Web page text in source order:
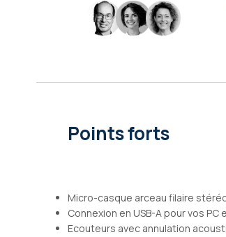
Points forts
Micro-casque arceau filaire
Connexion en USB-A pour vos PC
Ecouteurs avec annulation